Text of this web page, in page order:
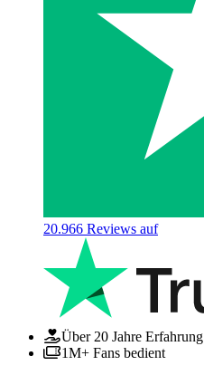
20.966 Reviews auf
Über 20 Jahre Erfahrung
1M+ Fans bedient